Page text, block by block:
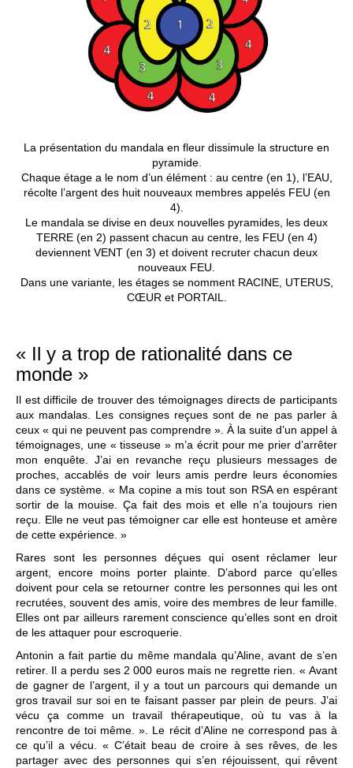
La présentation du mandala en fleur dissimule la structure en
pyramide.
Chaque étage a le nom d’un élément : au centre (en 1), l’EAU,
récolte l’argent des huit nouveaux membres appelés FEU (en
4).
Le mandala se divise en deux nouvelles pyramides, les deux
TERRE (en 2) passent chacun au centre, les FEU (en 4)
deviennent VENT (en 3) et doivent recruter chacun deux
nouveaux FEU.
Dans une variante, les étages se nomment RACINE, UTERUS,
CŒUR et PORTAIL.
« Il y a trop de rationalité dans ce
monde »
Il est difficile de trouver des témoignages directs de participants
aux mandalas. Les consignes reçues sont de ne pas parler à
ceux « qui ne peuvent pas comprendre ». À la suite d’un appel à
témoignages, une « tisseuse » m’a écrit pour me prier d’arrêter
mon enquête. J’ai en revanche reçu plusieurs messages de
proches, accablés de voir leurs amis perdre leurs économies
dans ce système. « Ma copine a mis tout son RSA en espérant
sortir de la mouise. Ça fait des mois et elle n’a toujours rien
reçu. Elle ne veut pas témoigner car elle est honteuse et amère
de cette expérience. »
Rares sont les personnes déçues qui osent réclamer leur
argent, encore moins porter plainte. D’abord parce qu’elles
doivent pour cela se retourner contre les personnes qui les ont
recrutées, souvent des amis, voire des membres de leur famille.
Elles ont par ailleurs rarement conscience qu’elles sont en droit
de les attaquer pour escroquerie.
Antonin a fait partie du même mandala qu’Aline, avant de s’en
retirer. Il a perdu ses 2 000 euros mais ne regrette rien. « Avant
de gagner de l’argent, il y a tout un parcours qui demande un
gros travail sur soi en te faisant passer par plein de peurs. J’ai
vécu ça comme un travail thérapeutique, où tu vas à la
rencontre de toi même. ». Le récit d’Aline ne correspond pas à
ce qu’il a vécu. « C’était beau de croire à ses rêves, de les
partager avec des personnes qui s’en réjouissent, qui rêvent